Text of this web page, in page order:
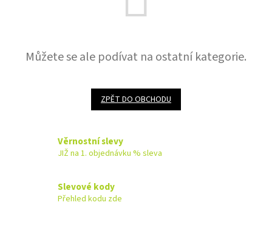
Můžete se ale podívat na ostatní kategorie.
ZPĚT DO OBCHODU
Věrnostní slevy
JIŽ na 1. objednávku % sleva
Slevové kody
Přehled kodu zde